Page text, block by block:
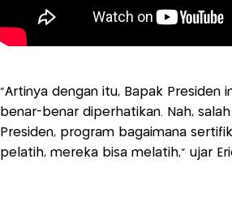
“Artinya dengan itu, Bapak Presiden
benar-benar diperhatikan. Nah,
Presiden, program bagaimana
pelatih, mereka bisa melatih,” ujar